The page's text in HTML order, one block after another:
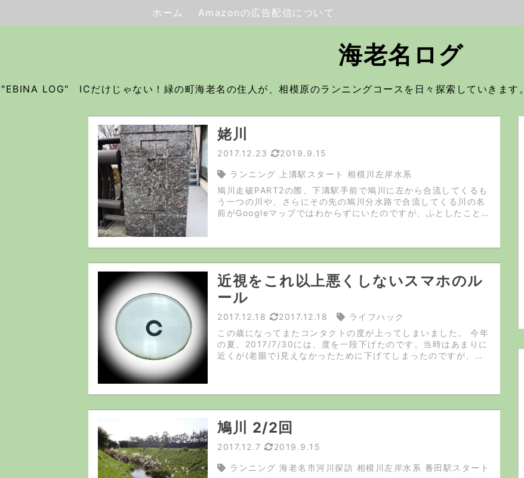
ホーム Amazonの広告配信について
海老名ログ
"EBINA LOG" ICだけじゃない！緑の町海老名の住人が、相模原のランニングコースを日々探索していきます。
姥川
2017.12.23 2019.9.15
ランニング 上溝駅スタート 相模川左岸水系
鳩川走破PART2の際、下溝駅手前で鳩川に左から合流してくるも
う一つの川や、さらにその先の鳩川分水路で合流してくる川の名
前がGoogleマップではわからずにいたのですが、ふとしたことか
近視をこれ以上悪くしないスマホのル
ール
2017.12.18 2017.12.18
ライフハック
この歳になってまたコンタクトの度が上ってしまいました。 今年
の夏、2017/7/30には、度を一段下げたのです。当時はあまりに
近くが(老眼で)見えなかったために下げてしまったのですが、そ
鳩川 2/2回
2017.12.7 2019.9.15
ランニング 海老名市河川探訪 相模川左岸水系 番田駅スタート